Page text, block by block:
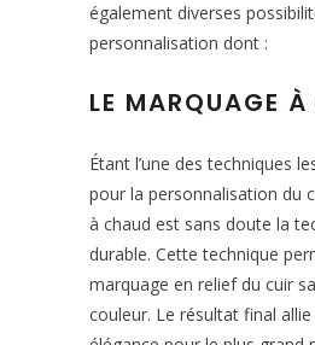
également diverses
personnalisation dont :
LE MARQUAGE
Étant l’une des techniques
pour la personnalisation du
à chaud est sans doute la
durable. Cette technique
marquage en relief du cuir
couleur. Le résultat final